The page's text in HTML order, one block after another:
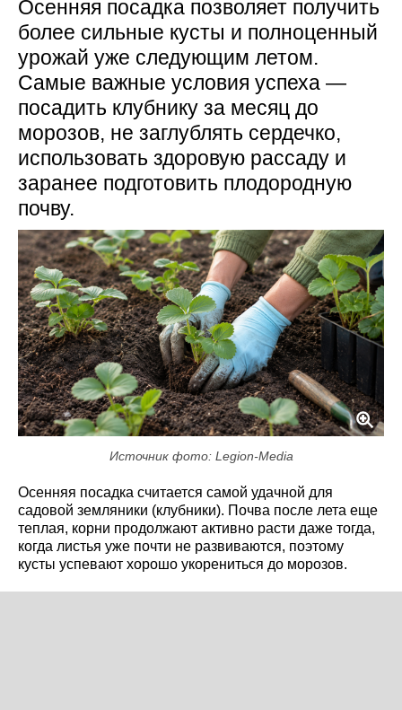
Осенняя посадка позволяет получить
более сильные кусты и полноценный
урожай уже следующим летом.
Самые важные условия успеха —
посадить клубнику за месяц до
морозов, не заглублять сердечко,
использовать здоровую рассаду и
заранее подготовить плодородную
почву.
Источник фото: Legion-Media
Осенняя посадка считается самой удачной для
садовой земляники (клубники). Почва после лета еще
теплая, корни продолжают активно расти даже тогда,
когда листья уже почти не развиваются, поэтому
кусты успевают хорошо укорениться до морозов.